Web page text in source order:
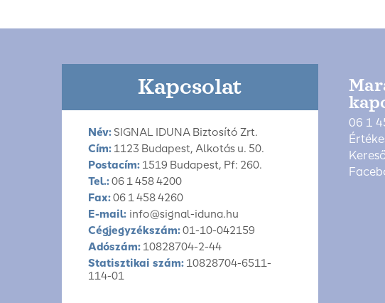
Kapcsolat
Név: SIGNAL IDUNA Biztosító Zrt.
Cím: 1123 Budapest, Alkotás u. 50.
Postacím: 1519 Budapest, Pf: 260.
Tel.:06 1 458 4200
Fax:06 1 458 4260
E-mail: info@signal-iduna.hu
Cégjegyzékszám:01-10-042159
Adószám: 10828704-2-44
Statisztikai szám: 10828704-6511-
114-01
06 1